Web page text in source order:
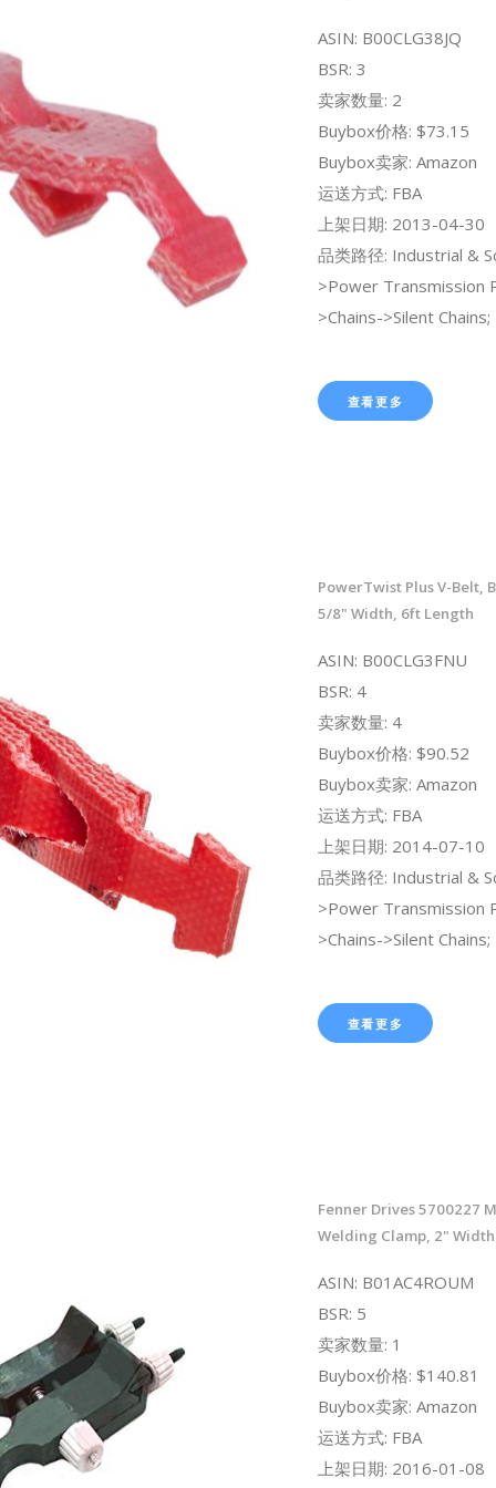
ASIN: B00CLG38JQ
BSR: 3
卖家数量: 2
Buybox价格: $73.15
Buybox卖家: Amazon
运送方式: FBA
上架日期: 2013-04-30
品类路径: Industrial &
>Power Transmission
>Chains->Silent Chains;
查看更多
PowerTwist Plus V-Belt,
5/8" Width, 6ft Length
ASIN: B00CLG3FNU
BSR: 4
卖家数量: 4
Buybox价格: $90.52
Buybox卖家: Amazon
运送方式: FBA
上架日期: 2014-07-10
品类路径: Industrial &
>Power Transmission
>Chains->Silent Chains;
查看更多
Fenner Drives 5700227
Welding Clamp, 2" Width
ASIN: B01AC4ROUM
BSR: 5
卖家数量: 1
Buybox价格: $140.81
Buybox卖家: Amazon
运送方式: FBA
上架日期: 2016-01-08